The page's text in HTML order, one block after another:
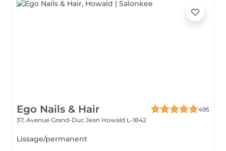
Ego Nails & Hair
495
37, Avenue Grand-Duc Jean Howald L-1842
Lissage/permanent